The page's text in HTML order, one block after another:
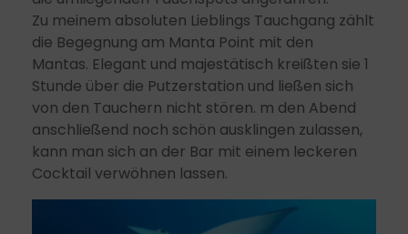
Zu meinem absoluten Lieblings Tauchgang zählt
die Begegnung am Manta Point mit den
Mantas. Elegant und majestätisch kreißten sie 1
Stunde über die Putzerstation und ließen sich
von den Tauchern nicht stören. m den Abend
anschließend noch schön ausklingen zulassen,
kann man sich an der Bar mit einem leckeren
Cocktail verwöhnen lassen.